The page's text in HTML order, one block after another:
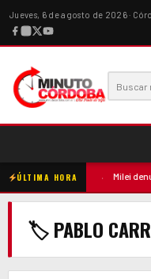
Jueves, 6 de agosto de 2026 ·
ÚLTIMA HORA
la madre Milei
🏷 PABLO